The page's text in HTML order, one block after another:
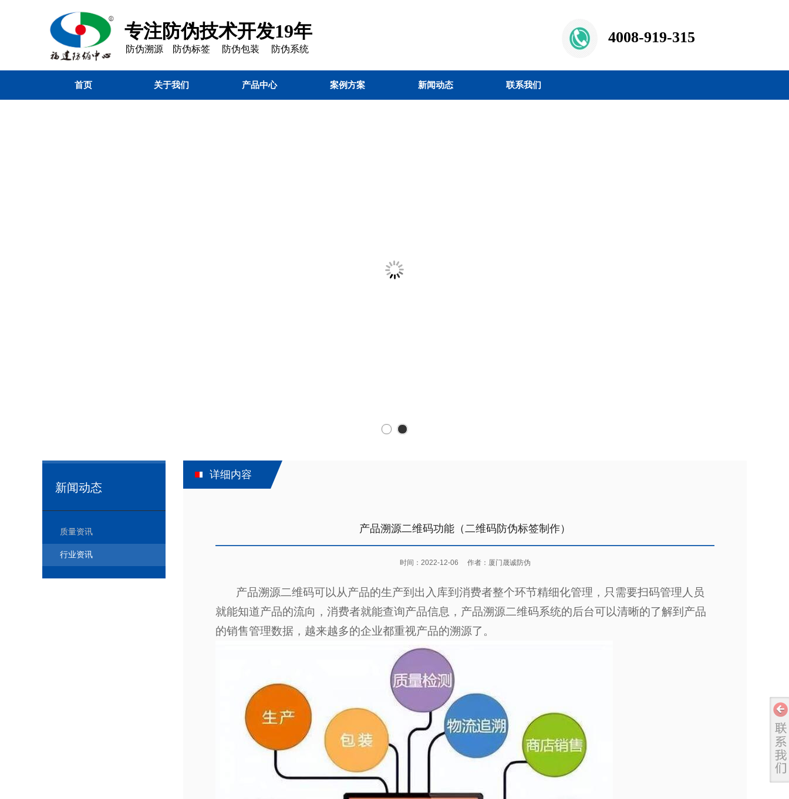
专注防伪技术开发19年
防伪溯源 防伪标签 防伪包装 防伪系统
4008-919-315
首页 关于我们 产品中心 案例方案 新闻动态 联系我们
新闻动态
质量资讯
行业资讯
详细内容
产品溯源二维码功能（二维码防伪标签制作）
时间：2022-12-06 作者：厦门晟诚防伪
产品溯源二维码可以从产品的生产到出入库到消费者整个环节精细化管理，只需要扫码管理人员
就能知道产品的流向，消费者就能查询产品信息，产品溯源二维码系统的后台可以清晰的了解到产品
的销售管理数据，越来越多的企业都重视产品的溯源了。